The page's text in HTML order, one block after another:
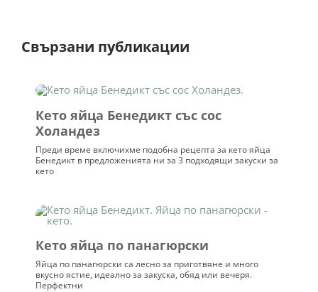
Свързани публикации
Кето яйца Бенедикт със сос
Холандез
Преди време включихме подобна рецепта за кето яйца
Бенедикт в предложенията ни за 3 подходящи закуски за
кето
Кето яйца по панагюрски
Яйца по панагюрски са лесно за приготвяне и много
вкусно ястие, идеално за закуска, обяд или вечеря.
Перфектни